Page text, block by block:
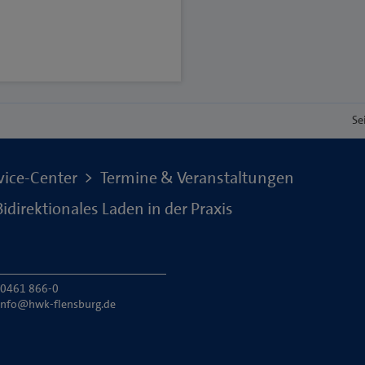
Center
Termine & Veranstaltungen
Laden in der Praxis
866-0
flensburg.de